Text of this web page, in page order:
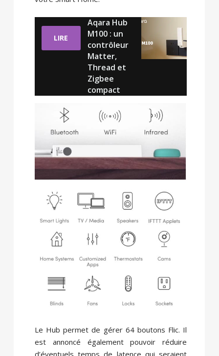
LIRE
Aqara Hub
M100 : un
contrôleur
Matter,
Thread et
Zigbee
compact
Le Hub permet de gérer 64 boutons Flic. Il
est annoncé également pouvoir réduire
d’éventuels temps de latence qui seraient